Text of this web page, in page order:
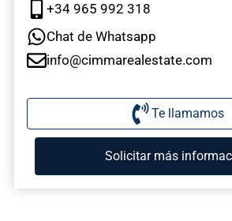
+34 965 992 318
Chat de Whatsapp
info@cimmarealestate.com
Te llamamos
Solicitar más